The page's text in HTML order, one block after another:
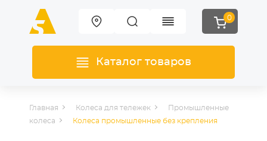
0
Каталог товаров
Главная Колеса для тележек
Промышленные
колеса
Колеса промышленные без крепления